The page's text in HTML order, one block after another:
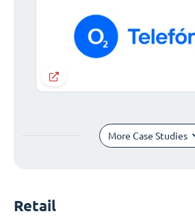
More Case Studies
Retail